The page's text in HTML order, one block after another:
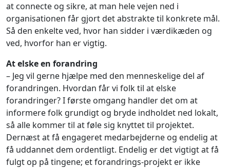
at connecte og sikre, at man hele vejen ned i
organisationen får gjort det abstrakte til konkrete mål.
Så den enkelte ved, hvor han sidder i værdikæden og
ved, hvorfor han er vigtig.
At elske en forandring
– Jeg vil gerne hjælpe med den menneskelige del af
forandringen. Hvordan får vi folk til at elske
forandringer? I første omgang handler det om at
informere folk grundigt og bryde indholdet ned lokalt,
så alle kommer til at føle sig knyttet til projektet.
Dernæst at få engageret medarbejderne og endelig at
få uddannet dem ordentligt. Endelig er det vigtigt at få
fulgt op på tingene; et forandrings-projekt er ikke